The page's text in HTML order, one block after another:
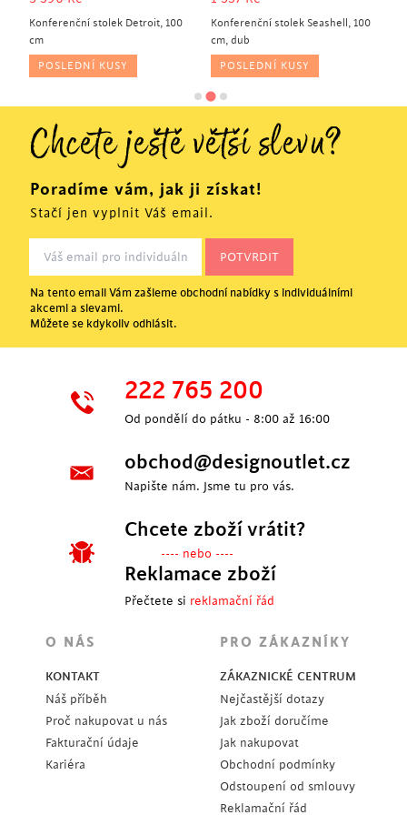
Konferenční stolek Detroit, 100
cm
POSLEDNÍ KUSY
Konferenční stolek Seashell, 100
cm, dub
POSLEDNÍ KUSY
Chcete ještě větší slevu?
Poradíme vám, jak ji získat!
Stačí jen vyplnit Váš email.
Na tento email Vám zašleme obchodní nabídky s individuálními
akcemi a slevami.
Můžete se kdykoliv odhlásit.
222 765 200
Od pondělí do pátku - 8:00 až 16:00
obchod@designoutlet.cz
Napište nám. Jsme tu pro vás.
Chcete zboží vrátit?
---- nebo ----
Reklamace zboží
Přečtete si reklamační řád
O NÁS
KONTAKT
Náš příběh
Proč nakupovat u nás
Fakturační údaje
Kariéra
PRO ZÁKAZNÍKY
ZÁKAZNICKÉ CENTRUM
Nejčastější dotazy
Jak zboží doručíme
Jak nakupovat
Obchodní podmínky
Odstoupení od smlouvy
Reklamační řád